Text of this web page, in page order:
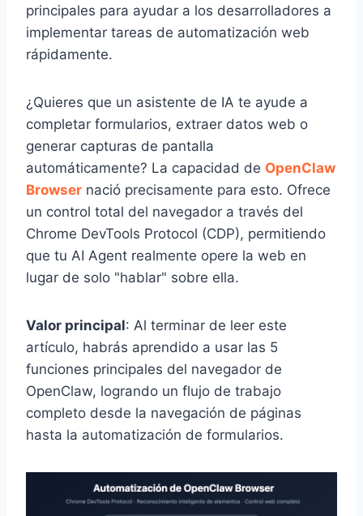
principales para ayudar a los desarrolladores a
implementar tareas de automatización web
rápidamente.
¿Quieres que un asistente de IA te ayude a
completar formularios, extraer datos web o
generar capturas de pantalla
automáticamente? La capacidad de OpenClaw
Browser nació precisamente para esto. Ofrece
un control total del navegador a través del
Chrome DevTools Protocol (CDP), permitiendo
que tu AI Agent realmente opere la web en
lugar de solo "hablar" sobre ella.
Valor principal: Al terminar de leer este
artículo, habrás aprendido a usar las 5
funciones principales del navegador de
OpenClaw, logrando un flujo de trabajo
completo desde la navegación de páginas
hasta la automatización de formularios.